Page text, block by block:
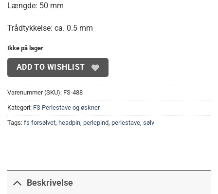
Længde: 50 mm
Trådtykkelse: ca. 0.5 mm
Ikke på lager
ADD TO WISHLIST
Varenummer (SKU): FS-488
Kategori: FS Perlestave og øskner
Tags: fs forsølvet headpin perlepind perlestave sølv
Beskrivelse